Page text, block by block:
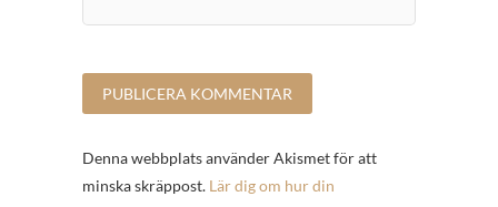
Denna webbplats använder Akismet för att
minska skräppost. Lär dig om hur din